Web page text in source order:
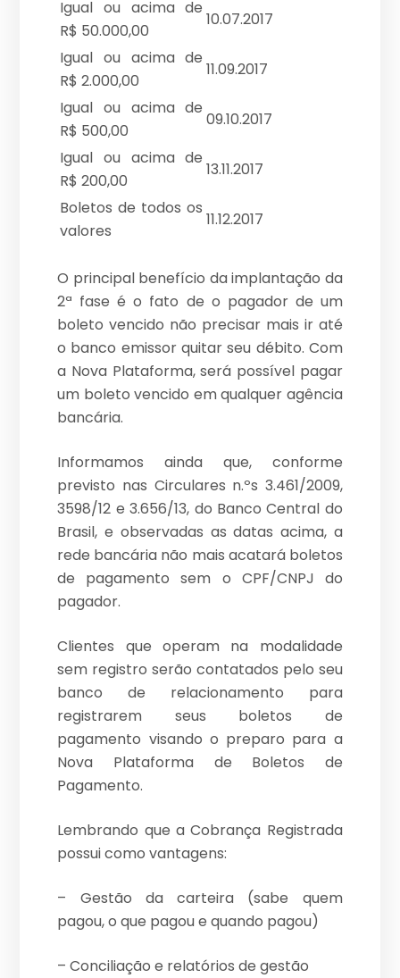
Igual ou acima de
R$ 50.000,00
10.07.2017
Igual ou acima de
R$ 2.000,00
11.09.2017
Igual ou acima de
R$ 500,00
09.10.2017
Igual ou acima de
R$ 200,00
13.11.2017
Boletos de todos os
valores
11.12.2017
O principal benefício da implantação da
2ª fase é o fato de o pagador de um
boleto vencido não precisar mais ir até
o banco emissor quitar seu débito. Com
a Nova Plataforma, será possível pagar
um boleto vencido em qualquer agência
bancária.
Informamos ainda que, conforme
previsto nas Circulares n.ºs 3.461/2009,
3598/12 e 3.656/13, do Banco Central do
Brasil, e observadas as datas acima, a
rede bancária não mais acatará boletos
de pagamento sem o CPF/CNPJ do
pagador.
Clientes que operam na modalidade
sem registro serão contatados pelo seu
banco de relacionamento para
registrarem seus boletos de
pagamento visando o preparo para a
Nova Plataforma de Boletos de
Pagamento.
Lembrando que a Cobrança Registrada
possui como vantagens:
– Gestão da carteira (sabe quem
pagou, o que pagou e quando pagou)
– Conciliação e relatórios de gestão